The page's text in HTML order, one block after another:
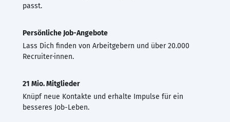
passt.
Persönliche Job-Angebote
Lass Dich finden von Arbeitgebern und über 20.000
Recruiter·innen.
21 Mio. Mitglieder
Knüpf neue Kontakte und erhalte Impulse für ein
besseres Job-Leben.